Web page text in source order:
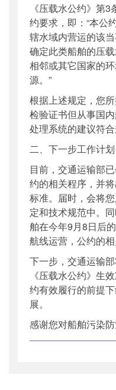
《压载水公约》第3
约要求，即：“本公
辖水域内营运的该
确定此类船舶的压
相邻或其它国家的
源。”
根据上述规定，您
检验证书但从事国
处理系统的建议符合
二、下一步工作计划
目前，交通运输部
约的相关程序，并
标准。届时，会将
定和技术规范中。
舶在今年9月8日后
航线运营，公约的相
下一步，交通运输
《压载水公约》生
约有效履行的前提
展。
感谢您对船舶污染